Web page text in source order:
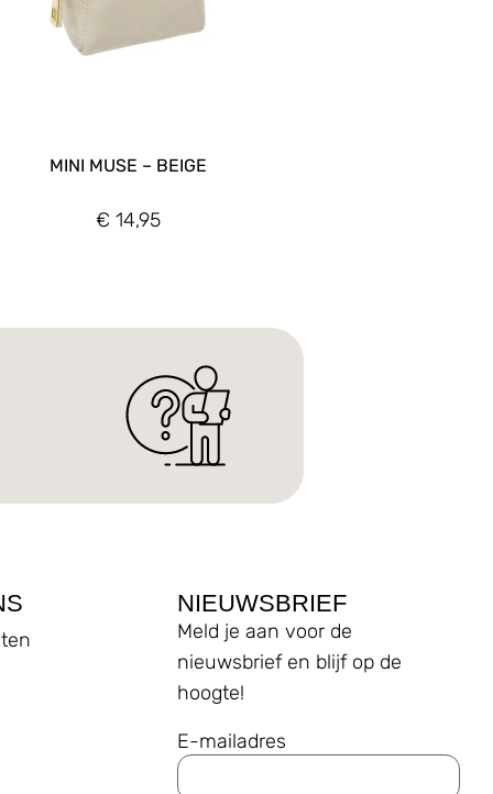
MINI MUSE – BEIGE
€ 14,95
NIEUWSBRIEF
Meld je aan voor de
nieuwsbrief en blijf op de
hoogte!
E-mailadres